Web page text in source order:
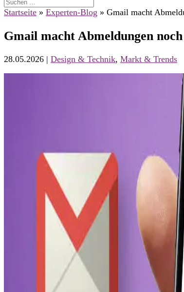
Startseite » Experten-Blog » Gmail macht
Gmail macht Abmeldungen
28.05.2026 | Design & Technik, Markt & Trends